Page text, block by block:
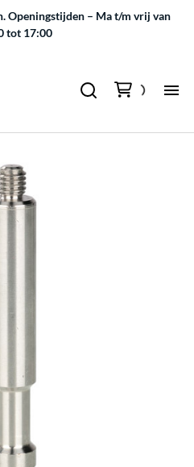
Openingstijden – Ma t/m vrij van
tot 17:00